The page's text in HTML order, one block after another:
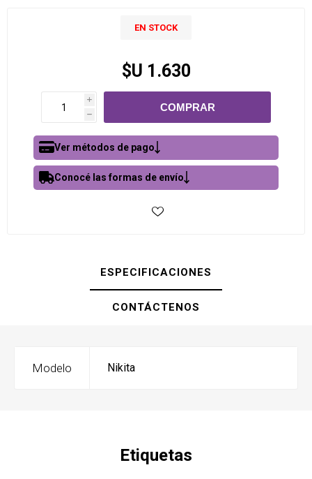
EN STOCK
$U 1.630
i
h
Ver métodos de pago
Conocé las formas de envío
ESPECIFICACIONES
CONTÁCTENOS
Modelo Nikita
Etiquetas